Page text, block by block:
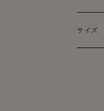
サイズ